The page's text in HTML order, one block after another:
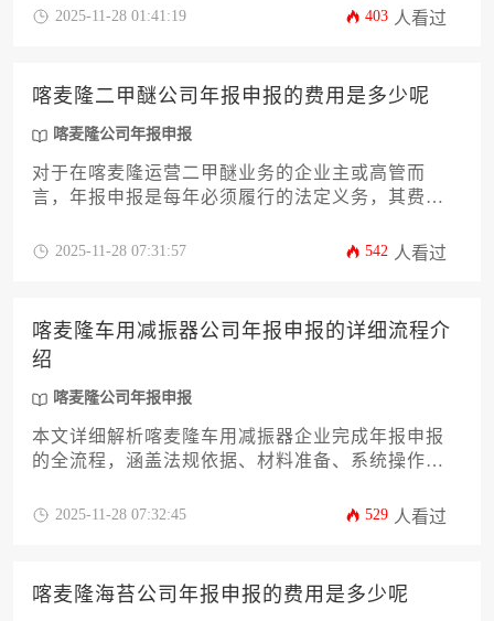
公司年报申报的全流程，从前期资料准备、关键机
助力企业高效完成此项工作，规避潜在风险。
2025-11-28 01:41:19 403 人看过
喀麦隆二甲醚公司年报申报的费用是多少呢
喀麦隆公司年报申报
对于在喀麦隆运营二甲醚业务的企业主或高管而
言，年报申报是每年必须履行的法定义务，其费用
隆公司年报申报总成本的十二个关键因素，涵盖政
算规划与合规操作指南，帮助您精准控制这项重要
的合规支出，确保企业在喀麦隆市场的稳健运营。
2025-11-28 07:31:57 542 人看过
喀麦隆车用减振器公司年报申报的详细流程介
绍
喀麦隆公司年报申报
本文详细解析喀麦隆车用减振器企业完成年报申报
的全流程，涵盖法规依据、材料准备、系统操作及
通过喀麦隆公司年报申报，规避法律风险，提升跨
2025-11-28 07:32:45 529 人看过
喀麦隆海苔公司年报申报的费用是多少呢